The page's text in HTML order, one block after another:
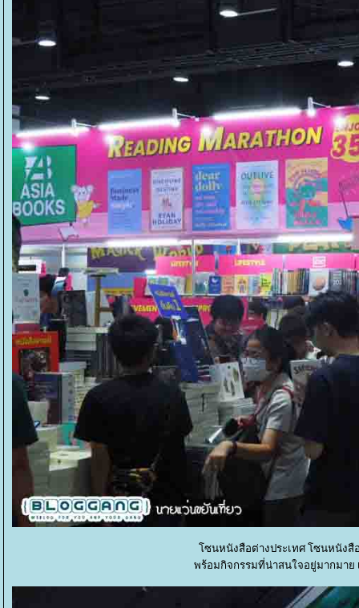
ซนหนังสือต่างประเทศ โซนหนังสื
พร้อมกิจกรรมที่น่าสนใจอยู่มากมาย